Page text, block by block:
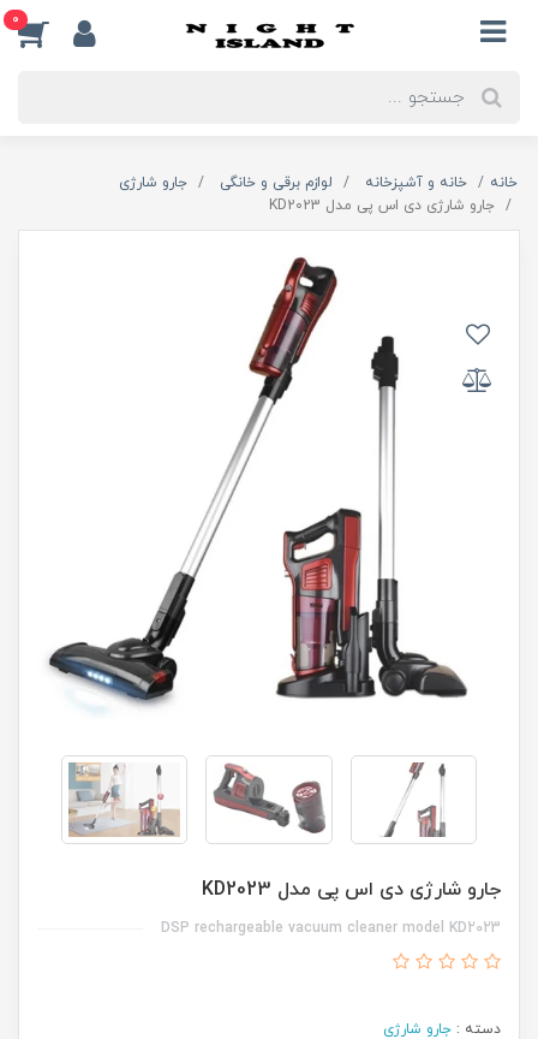
0
خانه خانه و آشپزخانه لوازم برقی و خانگی
جارو شارژی
جارو شارژی دی اس پی مدل KD2023
جارو شارژی دی اس پی مدل KD2023
DSP rechargeable vacuum cleaner model KD2023
دسته : جارو شارژی